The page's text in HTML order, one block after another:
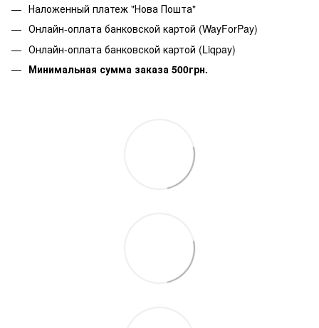
Наложенный платеж "Нова Пошта"
Онлайн-оплата банковской картой (WayForPay)
Онлайн-оплата банковской картой (Liqpay)
Минимальная сумма заказа 500грн.